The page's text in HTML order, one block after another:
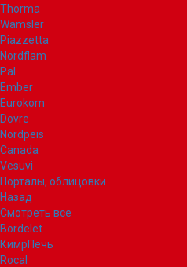
Thorma
Wamsler
Piazzetta
Nordflam
Pal
Ember
Eurokom
Dovre
Nordpeis
Canada
Vesuvi
Порталы, облицовки
Назад
Смотреть все
Bordelet
КимрПечь
Rocal